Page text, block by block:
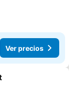
Ver precios